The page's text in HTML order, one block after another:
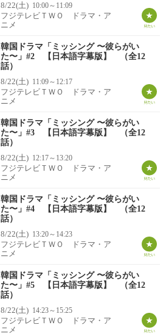
8/22(土) 10:00～11:09
フジテレビＴＷＯ ドラマ・ア
ニメ
韓国ドラマ「ミッシング 〜彼らがい
た〜」#2 【日本語字幕版】 （全12
話）
8/22(土) 11:09～12:17
フジテレビＴＷＯ ドラマ・ア
ニメ
韓国ドラマ「ミッシング 〜彼らがい
た〜」#3 【日本語字幕版】 （全12
話）
8/22(土) 12:17～13:20
フジテレビＴＷＯ ドラマ・ア
ニメ
韓国ドラマ「ミッシング 〜彼らがい
た〜」#4 【日本語字幕版】 （全12
話）
8/22(土) 13:20～14:23
フジテレビＴＷＯ ドラマ・ア
ニメ
韓国ドラマ「ミッシング 〜彼らがい
た〜」#5 【日本語字幕版】 （全12
話）
8/22(土) 14:23～15:25
フジテレビＴＷＯ ドラマ・ア
ニメ